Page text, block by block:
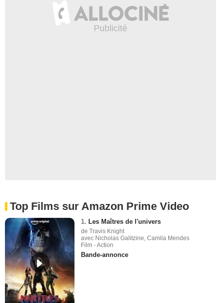
Top Films sur Amazon Prime Video
1. Les Maîtres de l'univers
de Travis Knight
avec Nicholas Galitzine, Camila Mendes
Film - Action
Bande-annonce